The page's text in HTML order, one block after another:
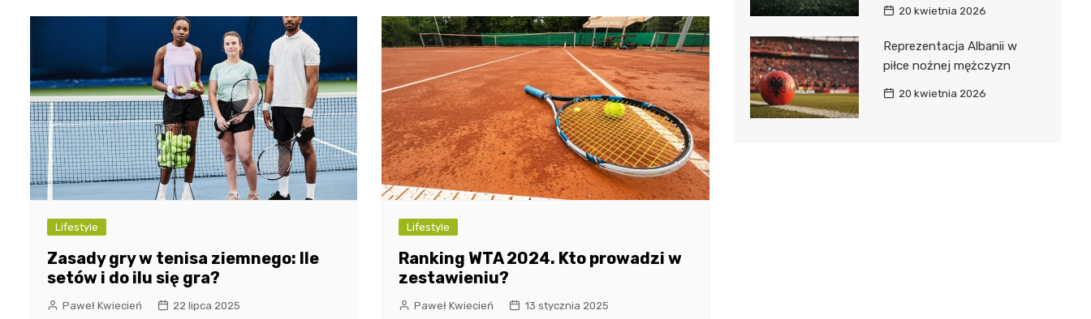
Lifestyle
Zasady gry w tenisa ziemnego: Ile
setów i do ilu się gra?
Paweł Kwiecień 22 lipca 2025
Lifestyle
Ranking WTA 2024. Kto prowadzi w
zestawieniu?
Paweł Kwiecień 13 stycznia 2025
20 kwietnia 2026
Reprezentacja Albanii w
piłce nożnej mężczyzn
20 kwietnia 2026